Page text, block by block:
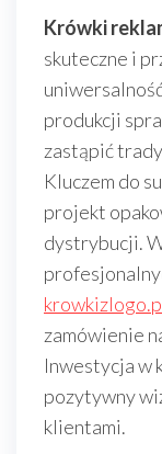
Krówki
skuteczne i
produkcji
zastąpić
Kluczem do
projekt
dystrybucji.
zamówienie
Inwestycja w
pozytywny
klientami.